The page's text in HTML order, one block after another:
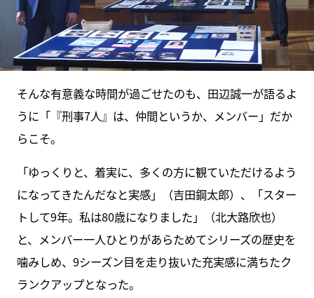
そんな有意義な時間が過ごせたのも、田辺誠一が語るよ
うに「『刑事7人』は、仲間というか、メンバー」だか
らこそ。
「ゆっくりと、着実に、多くの方に観ていただけるよう
になってきたんだなと実感」（吉田鋼太郎）、「スター
トして9年。私は80歳になりました」（北大路欣也）
と、メンバー一人ひとりがあらためてシリーズの歴史を
噛みしめ、9シーズン目を走り抜いた充実感に満ちたク
ランクアップとなった。